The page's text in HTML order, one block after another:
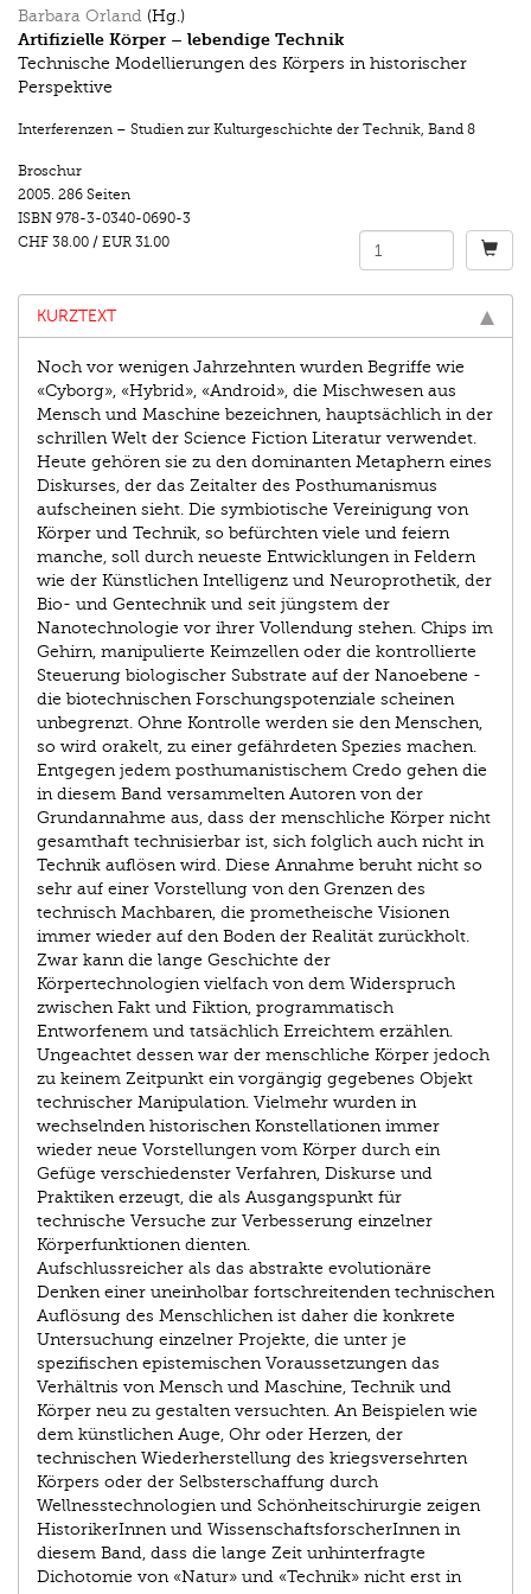
Barbara Orland (Hg.)
Artifizielle Körper – lebendige Technik
Technische Modellierungen des Körpers in historischer
Perspektive
Interferenzen – Studien zur Kulturgeschichte der Technik, Band 8
Broschur
2005. 286 Seiten
ISBN 978-3-0340-0690-3
CHF 38.00 / EUR 31.00
KURZTEXT
Noch vor wenigen Jahrzehnten wurden Begriffe wie
«Cyborg», «Hybrid», «Android», die Mischwesen aus
Mensch und Maschine bezeichnen, hauptsächlich in der
schrillen Welt der Science Fiction Literatur verwendet.
Heute gehören sie zu den dominanten Metaphern eines
Diskurses, der das Zeitalter des Posthumanismus
aufscheinen sieht. Die symbiotische Vereinigung von
Körper und Technik, so befürchten viele und feiern
manche, soll durch neueste Entwicklungen in Feldern
wie der Künstlichen Intelligenz und Neuroprothetik, der
Bio- und Gentechnik und seit jüngstem der
Nanotechnologie vor ihrer Vollendung stehen. Chips im
Gehirn, manipulierte Keimzellen oder die kontrollierte
Steuerung biologischer Substrate auf der Nanoebene -
die biotechnischen Forschungspotenziale scheinen
unbegrenzt. Ohne Kontrolle werden sie den Menschen,
so wird orakelt, zu einer gefährdeten Spezies machen.
Entgegen jedem posthumanistischem Credo gehen die
in diesem Band versammelten Autoren von der
Grundannahme aus, dass der menschliche Körper nicht
gesamthaft technisierbar ist, sich folglich auch nicht in
Technik auflösen wird. Diese Annahme beruht nicht so
sehr auf einer Vorstellung von den Grenzen des
technisch Machbaren, die prometheische Visionen
immer wieder auf den Boden der Realität zurückholt.
Zwar kann die lange Geschichte der
Körpertechnologien vielfach von dem Widerspruch
zwischen Fakt und Fiktion, programmatisch
Entworfenem und tatsächlich Erreichtem erzählen.
Ungeachtet dessen war der menschliche Körper jedoch
zu keinem Zeitpunkt ein vorgängig gegebenes Objekt
technischer Manipulation. Vielmehr wurden in
wechselnden historischen Konstellationen immer
wieder neue Vorstellungen vom Körper durch ein
Gefüge verschiedenster Verfahren, Diskurse und
Praktiken erzeugt, die als Ausgangspunkt für
technische Versuche zur Verbesserung einzelner
Körperfunktionen dienten.
Aufschlussreicher als das abstrakte evolutionäre
Denken einer uneinholbar fortschreitenden technischen
Auflösung des Menschlichen ist daher die konkrete
Untersuchung einzelner Projekte, die unter je
spezifischen epistemischen Voraussetzungen das
Verhältnis von Mensch und Maschine, Technik und
Körper neu zu gestalten versuchten. An Beispielen wie
dem künstlichen Auge, Ohr oder Herzen, der
technischen Wiederherstellung des kriegsversehrten
Körpers oder der Selbsterschaffung durch
Wellnesstechnologien und Schönheitschirurgie zeigen
HistorikerInnen und WissenschaftsforscherInnen in
diesem Band, dass die lange Zeit unhinterfragte
Dichotomie von «Natur» und «Technik» nicht erst in